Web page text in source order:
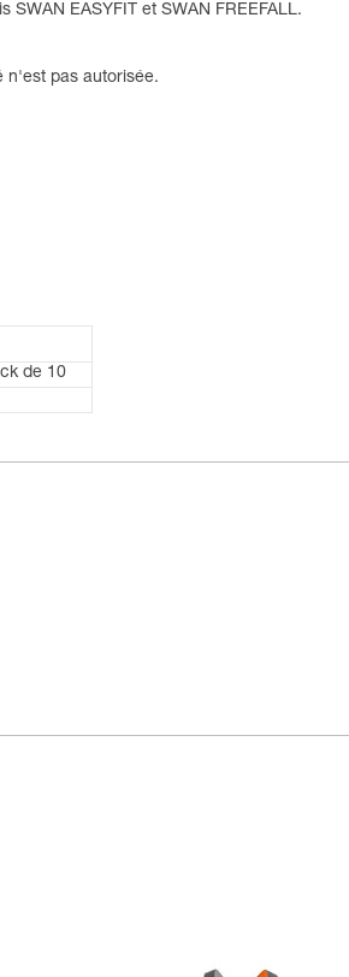
EASYFIT et SWAN FREEFALL.
n'est pas autorisée.
de 10